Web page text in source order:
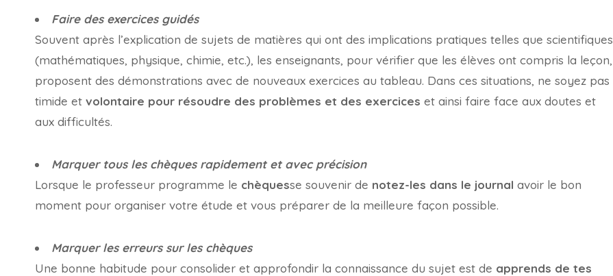
Faire des exercices guidés
Souvent après l’explication de sujets de matières qui ont des implications pratiques telles que scientifiques
(mathématiques, physique, chimie, etc.), les enseignants, pour vérifier que les élèves ont compris la leçon,
proposent des démonstrations avec de nouveaux exercices au tableau. Dans ces situations, ne soyez pas
timide et volontaire pour résoudre des problèmes et des exercices et ainsi faire face aux doutes et
aux difficultés.
Marquer tous les chèques rapidement et avec précision
Lorsque le professeur programme le chèquesse souvenir de notez-les dans le journal avoir le bon
moment pour organiser votre étude et vous préparer de la meilleure façon possible.
Marquer les erreurs sur les chèques
Une bonne habitude pour consolider et approfondir la connaissance du sujet est de apprends de tes